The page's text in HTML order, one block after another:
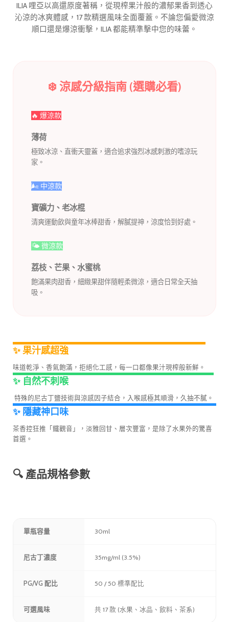
ILIA 哩亞以高還原度著稱，從現榨果汁般的濃郁果香到透心
沁涼的冰爽體感，17 款精選風味全面覆蓋。不論您偏愛微涼
順口還是爆涼衝擊，ILIA 都能精準擊中您的味蕾。
❄️ 涼感分級指南 (選購必看)
🔥 爆涼款
薄荷
極致冰涼、直衝天靈蓋，適合追求強烈冰感刺激的嗜涼玩
家。
🌬️ 中涼款
寶礦力、老冰棍
清爽運動飲與童年冰棒甜香，解膩提神，涼度恰到好處。
🌤️ 微涼款
荔枝、芒果、水蜜桃
飽滿果肉甜香，細緻果甜伴隨輕柔微涼，適合日常全天抽
吸。
✨ 果汁感超強
味道乾淨、香氣飽滿，拒絕化工感，每一口都像果汁現榨般新鮮。
✨ 自然不刺喉
特殊的尼古丁鹽技術與涼感因子結合，入喉感極其順滑，久抽不膩。
✨ 隱藏神口味
茶香控狂推「鐵觀音」，淡雅回甘、層次豐富，是除了水果外的驚喜
首選。
🔍 產品規格參數
單瓶容量 30ml
尼古丁濃度 35mg/ml (3.5%)
PG/VG 配比 50 / 50 標準配比
可選風味 共 17 款 (水果、冰品、飲料、茶系)